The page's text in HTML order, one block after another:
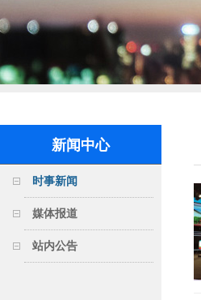
新闻中心
时事新闻
媒体报道
站内公告